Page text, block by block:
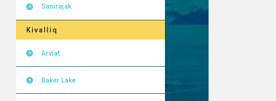
Sanirajak
Kivalliq
Arviat
Baker Lake